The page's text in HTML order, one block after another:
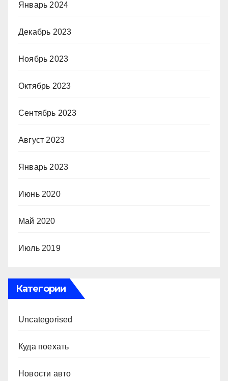
Январь 2024
Декабрь 2023
Ноябрь 2023
Октябрь 2023
Сентябрь 2023
Август 2023
Январь 2023
Июнь 2020
Май 2020
Июль 2019
Категории
Uncategorised
Куда поехать
Новости авто